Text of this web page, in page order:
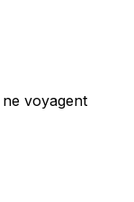
voyagent